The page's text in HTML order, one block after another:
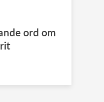
ord om